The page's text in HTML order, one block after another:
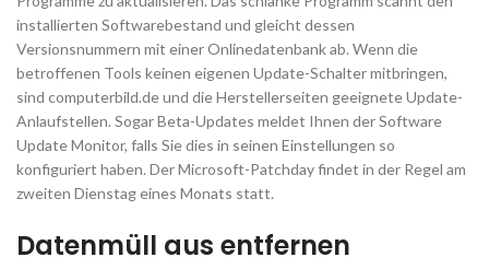
installierten Softwarebestand und gleicht dessen
Versionsnummern mit einer Onlinedatenbank ab. Wenn die
betroffenen Tools keinen eigenen Update-Schalter mitbringen,
sind computerbild.de und die Herstellerseiten geeignete Update-
Anlaufstellen. Sogar Beta-Updates meldet Ihnen der Software
Update Monitor, falls Sie dies in seinen Einstellungen so
konfiguriert haben. Der Microsoft-Patchday findet in der Regel am
zweiten Dienstag eines Monats statt.
Datenmüll aus entfernen